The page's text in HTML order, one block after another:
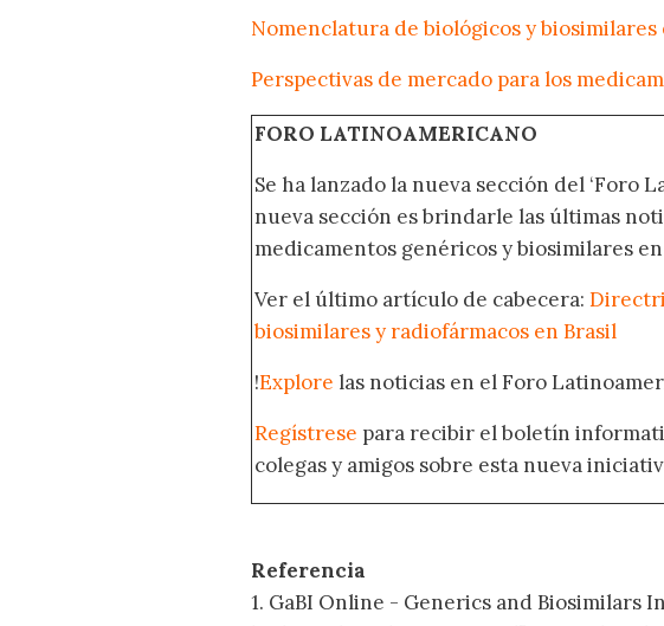
Nomenclatura de biológicos y biosimilares
Perspectivas de mercado para los
FORO LATINOAMERICANO
Se ha lanzado la nueva sección del ‘Foro
nueva sección es brindarle las últimas
medicamentos genéricos y biosimilares
Ver el último artículo de cabecera:
biosimilares y radiofármacos en Brasil
!Explore las noticias en el Foro
Regístrese para recibir el boletín
colegas y amigos sobre esta nueva
Referencia
1. GaBI Online - Generics and Biosimilars